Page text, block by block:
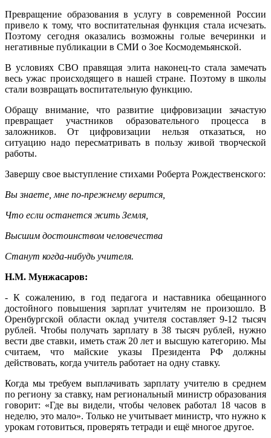
Превращение образования в услугу в современной России
привело к тому, что воспитательная функция стала исчезать.
Поэтому сегодня оказались возможны голые вечеринки и
негативные публикации в СМИ о Зое Космодемьянской.
В условиях СВО правящая элита наконец-то стала замечать
весь ужас происходящего в нашей стране. Поэтому в школы
стали возвращать воспитательную функцию.
Обращу внимание, что развитие цифровизации зачастую
превращает участников образовательного процесса в
заложников. От цифровизации нельзя отказаться, но
ситуацию надо пересматривать в пользу живой творческой
работы.
Завершу свое выступление стихами Роберта Рождественского:
Вы знаете, мне по-прежнему верится,
Что если останется жить Земля,
Высшим достоинством человечества
Станут когда-нибудь учителя.
Н.М. Мунжасаров:
- К сожалению, в год педагога и наставника обещанного
достойного повышения зарплат учителям не произошло. В
Оренбургской области оклад учителя составляет 9-12 тысяч
рублей. Чтобы получать зарплату в 38 тысяч рублей, нужно
вести две ставки, иметь стаж 20 лет и высшую категорию. Мы
считаем, что майские указы Президента РФ должны
действовать, когда учитель работает на одну ставку.
Когда мы требуем выплачивать зарплату учителю в среднем
по региону за ставку, нам региональный министр образования
говорит: «Где вы видели, чтобы человек работал 18 часов в
неделю, это мало». Только не учитывает министр, что нужно к
урокам готовиться, проверять тетради и ещё многое другое.